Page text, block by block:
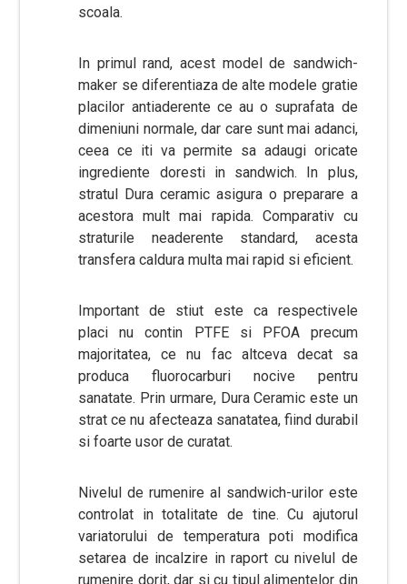
scoala.
In primul rand, acest model de sandwich-
maker se diferentiaza de alte modele gratie
placilor antiaderente ce au o suprafata de
dimeniuni normale, dar care sunt mai adanci,
ceea ce iti va permite sa adaugi oricate
ingrediente doresti in sandwich. In plus,
stratul Dura ceramic asigura o preparare a
acestora mult mai rapida. Comparativ cu
straturile neaderente standard, acesta
transfera caldura multa mai rapid si eficient.
Important de stiut este ca respectivele
placi nu contin PTFE si PFOA precum
majoritatea, ce nu fac altceva decat sa
produca fluorocarburi nocive pentru
sanatate. Prin urmare, Dura Ceramic este un
strat ce nu afecteaza sanatatea, fiind durabil
si foarte usor de curatat.
Nivelul de rumenire al sandwich-urilor este
controlat in totalitate de tine. Cu ajutorul
variatorului de temperatura poti modifica
setarea de incalzire in raport cu nivelul de
rumenire dorit, dar si cu tipul alimentelor din